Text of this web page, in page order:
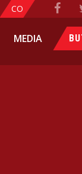
CO
MEDIA